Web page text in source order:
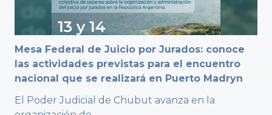
Mesa Federal de Juicio por Jurados: conoce
las actividades previstas para el encuentro
nacional que se realizará en Puerto Madryn
El Poder Judicial de Chubut avanza en la